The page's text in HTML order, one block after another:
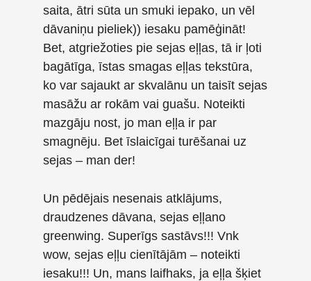
saita, ātri sūta un smuki iepako, un vēl
dāvaniņu pieliek)) iesaku pamēģināt!
Bet, atgriežoties pie sejas eļļas, tā ir ļoti
bagātīga, īstas smagas eļļas tekstūra,
ko var sajaukt ar skvalānu un taisīt sejas
masāžu ar rokām vai guašu. Noteikti
mazgāju nost, jo man eļļa ir par
smagnēju. Bet īslaicīgai turēšanai uz
sejas – man der!
Un pēdējais nesenais atklājums,
draudzenes dāvana, sejas eļļano
greenwing. Superīgs sastāvs!!! Vnk
wow, sejas eļļu cienītājām – noteikti
iesaku!!! Un, mans laifhaks, ja eļļa šķiet